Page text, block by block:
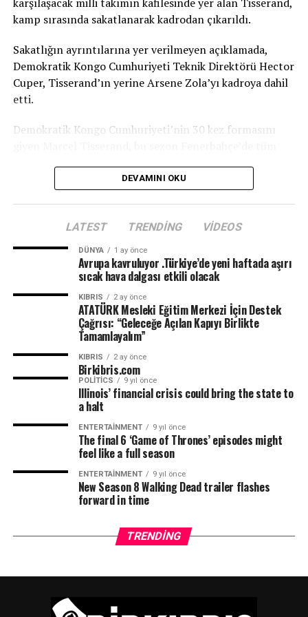
kamp sırasında sakatlanarak kadrodan çıkarıldı.
Sakatlığın ayrıntılarına yer verilmeyen açıklamada,
Demokratik Kongo Cumhuriyeti Teknik Direktörü Hector
Cuper, Tisserand’ın yerine Arsene Zola’yı kadroya dahil
etti.
Demokratik Kongo Cumhuriyeti’nin 30 kez formasını
DEVAMINI OKU
LATEST TRENDING VIDEOS
DÜNYA 1 ay önce
Avrupa kavruluyor .Türkiye’de yeni haftada aşırı
sıcak hava dalgası etkili olacak
KIBRIS 2 ay önce
ATATÜRK Mesleki Eğitim Merkezi İçin Destek
Çağrısı: “Geleceğe Açılan Kapıyı Birlikte
Tamamlayalım”
KIBRIS 2 ay önce
Birkibris.com
POLITICS 9 yıl önce
Illinois’ financial crisis could bring the state to
a halt
ENTERTAINMENT 9 yıl önce
The final 6 ‘Game of Thrones’ episodes might
feel like a full season
ENTERTAINMENT 9 yıl önce
New Season 8 Walking Dead trailer flashes
forward in time
TRENDING